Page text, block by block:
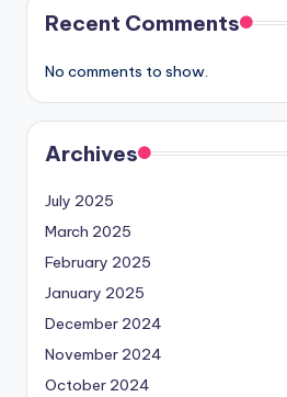
Recent Comments
No comments to show.
Archives
July 2025
March 2025
February 2025
January 2025
December 2024
November 2024
October 2024